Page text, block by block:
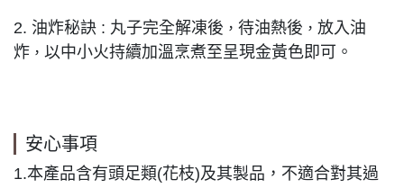
2. 油炸秘訣 : 丸子完全解凍後 ， 待油熱後 ， 放入油
炸 ， 以中小火持續加溫烹煮至呈現金黃色即可。
安心事項
1.本產品含有頭足類(花枝)及其製品，不適合對其過